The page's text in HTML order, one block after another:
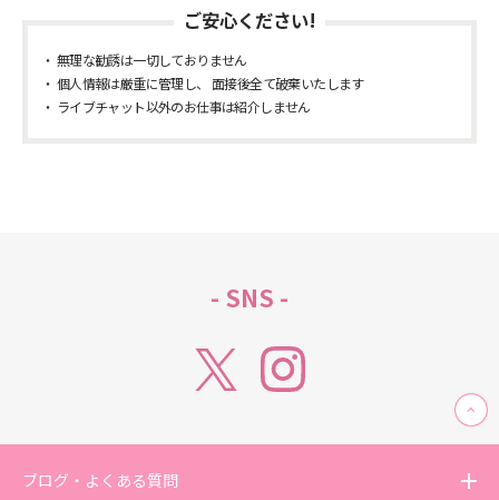
ご安心ください!
無理な勧誘は一切しておりません
個人情報は厳重に管理し、 面接後全て破棄いたします
ライブチャット以外のお仕事は紹介しません
- SNS -
ブログ・よくある質問